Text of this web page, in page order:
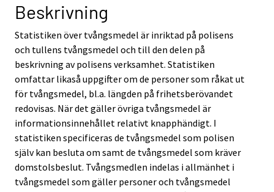
Beskrivning
Statistiken över tvångsmedel är inriktad på polisens
och tullens tvångsmedel och till den delen på
beskrivning av polisens verksamhet. Statistiken
omfattar likaså uppgifter om de personer som råkat ut
för tvångsmedel, bl.a. längden på frihetsberövandet
redovisas. När det gäller övriga tvångsmedel är
informationsinnehållet relativt knapphändigt. I
statistiken specificeras de tvångsmedel som polisen
själv kan besluta om samt de tvångsmedel som kräver
domstolsbeslut. Tvångsmedlen indelas i allmänhet i
tvångsmedel som gäller personer och tvångsmedel